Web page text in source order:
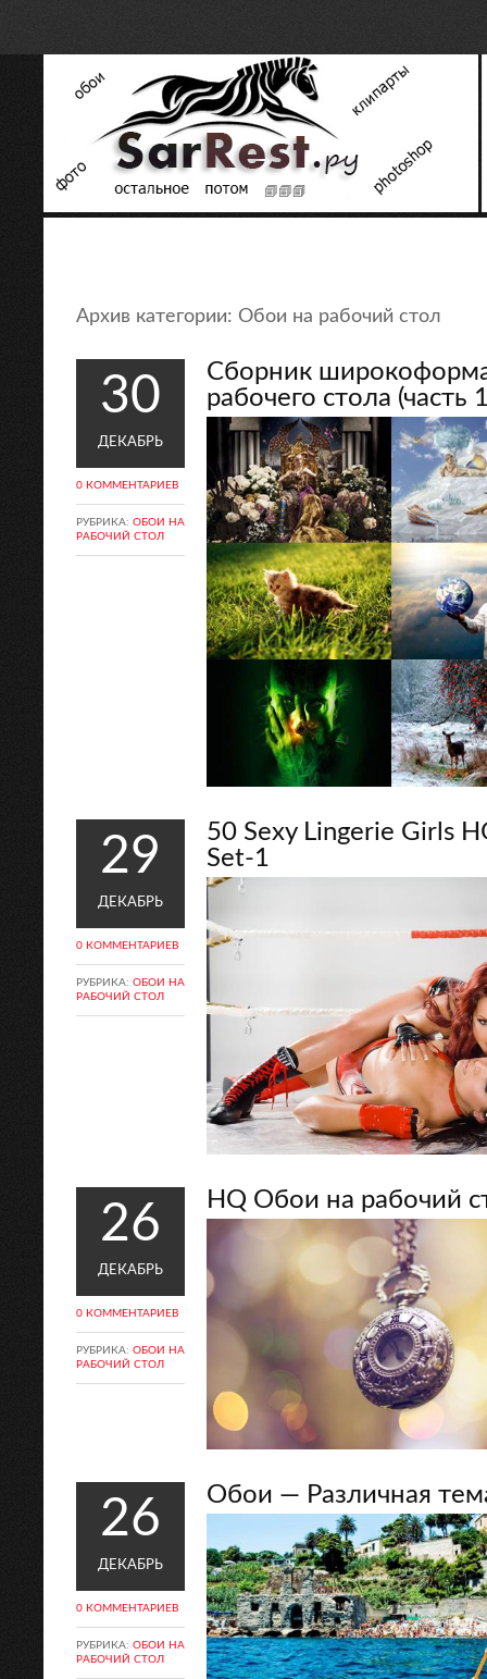
Архив категории: Обои на рабочий стол
30
ДЕКАБРЬ
0 КОММЕНТАРИЕВ
РУБРИКА: ОБОИ НА
РАБОЧИЙ СТОЛ
Сборник
рабочего стола (часть
29
ДЕКАБРЬ
0 КОММЕНТАРИЕВ
РУБРИКА: ОБОИ НА
РАБОЧИЙ СТОЛ
50 Sexy Lingerie Girls
Set-1
26
ДЕКАБРЬ
0 КОММЕНТАРИЕВ
РУБРИКА: ОБОИ НА
РАБОЧИЙ СТОЛ
HQ Обои на рабочий
26
ДЕКАБРЬ
0 КОММЕНТАРИЕВ
РУБРИКА: ОБОИ НА
РАБОЧИЙ СТОЛ
Обои — Различная